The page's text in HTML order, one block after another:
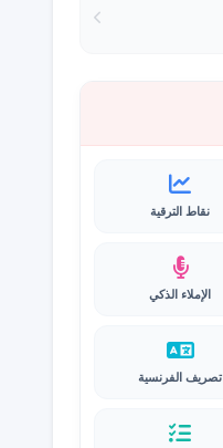
نقاط الترقية
الإملاء الذكي
تصريف الفرنسية